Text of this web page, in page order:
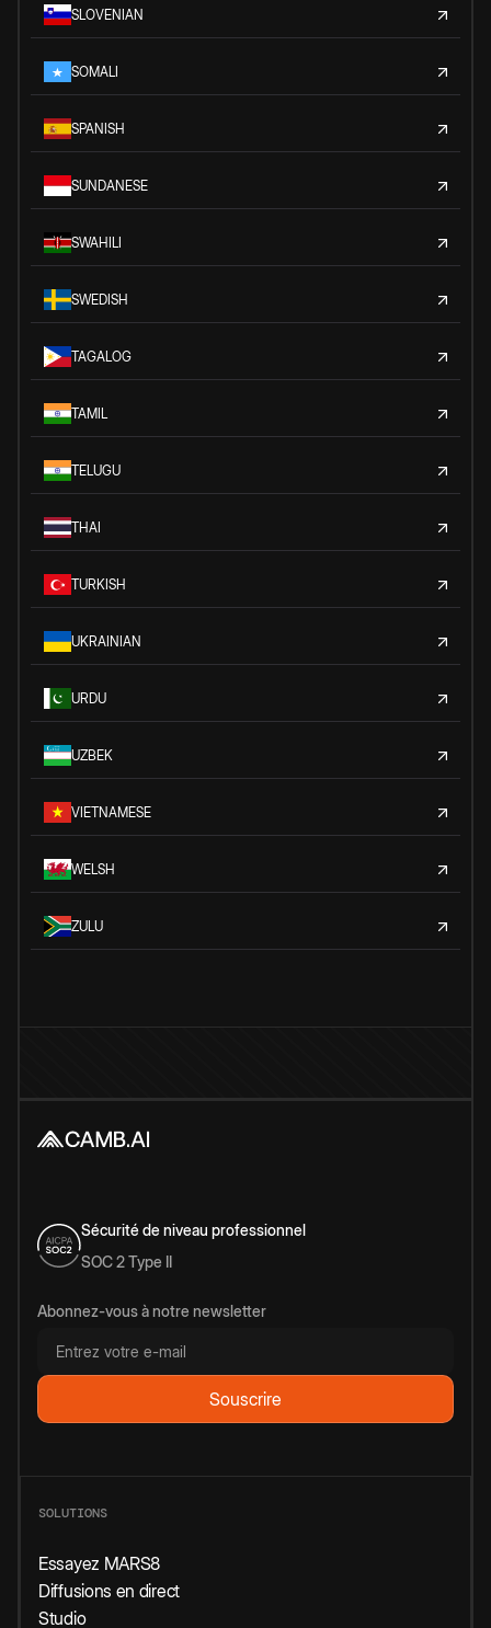
SLOVENIAN
SOMALI
SPANISH
SUNDANESE
SWAHILI
SWEDISH
TAGALOG
TAMIL
TELUGU
THAI
TURKISH
UKRAINIAN
URDU
UZBEK
VIETNAMESE
WELSH
ZULU
Sécurité de niveau professionnel
SOC 2 Type II
Abonnez-vous à notre newsletter
SOLUTIONS
Essayez MARS8
Diffusions en direct
Studio